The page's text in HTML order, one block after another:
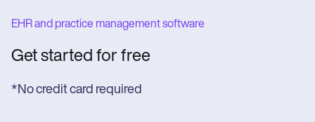
EHR and practice management software
Get started for free
*No credit card required